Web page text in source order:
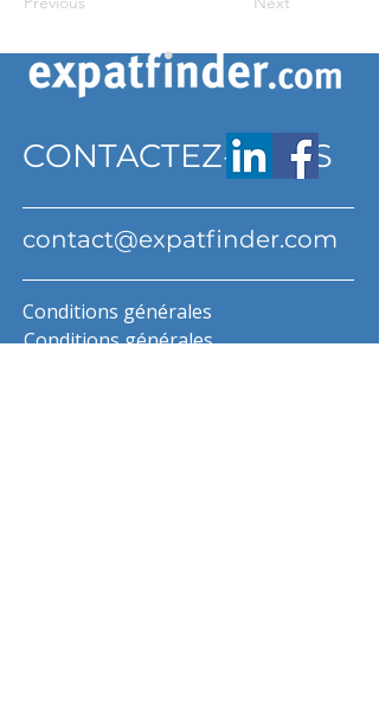
CONTACTEZ-NOUS
contact@expatfinder.com
Conditions générales
Conditions générales